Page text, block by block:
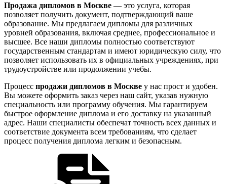
Продажа дипломов в Москве — это услуга, которая
позволяет получить документ, подтверждающий ваше
образование. Мы предлагаем дипломы для различных
уровней образования, включая среднее, профессиональное и
высшее. Все наши дипломы полностью соответствуют
государственным стандартам и имеют юридическую силу, что
позволяет использовать их в официальных учреждениях, при
трудоустройстве или продолжении учебы.
Процесс продажи дипломов в Москве у нас прост и удобен.
Вы можете оформить заказ через наш сайт, указав нужную
специальность или программу обучения. Мы гарантируем
быстрое оформление диплома и его доставку на указанный
адрес. Наши специалисты обеспечат точность всех данных и
соответствие документа всем требованиям, что сделает
процесс получения диплома легким и безопасным.